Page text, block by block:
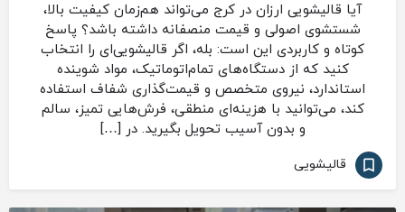
آیا قالیشویی ارزان در کرج می‌تواند هم‌زمان کیفیت بالا،
شستشوی اصولی و قیمت منصفانه داشته باشد؟ پاسخ
کوتاه و کاربردی این است: بله، اگر قالیشویی‌ای را انتخاب
کنید که از دستگاه‌های تمام‌اتوماتیک، مواد شوینده
استاندارد، نیروی متخصص و قیمت‌گذاری شفاف استفاده
کند، می‌توانید با هزینه‌ای منطقی، فرش‌هایی تمیز، سالم
و بدون آسیب تحویل بگیرید. در […]
قالیشویی